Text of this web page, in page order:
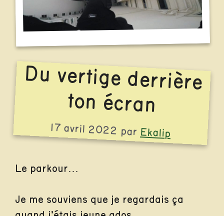
Du vertige derrière
ton écran
17 avril 2022 par Ekalip
Le parkour…
Je me souviens que je regardais ça